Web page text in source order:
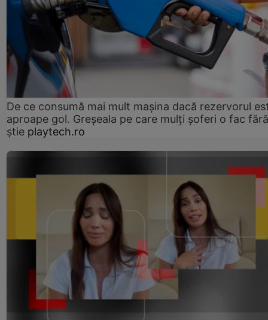
De ce consumă mai mult mașina dacă rezervorul
aproape gol. Greșeala pe care mulți șoferi o fac
știe playtech.ro